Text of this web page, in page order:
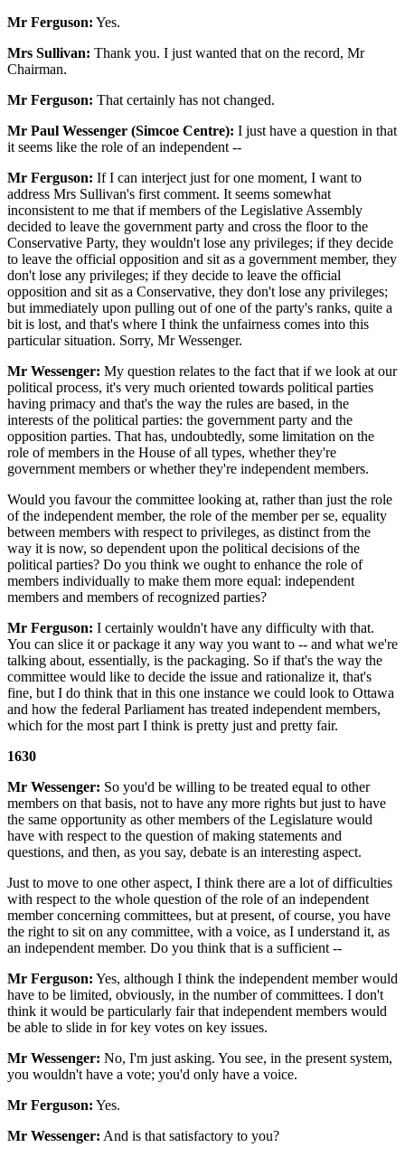
Mr Ferguson: Yes.
Mrs Sullivan: Thank you. I just wanted that on the record, Mr
Chairman.
Mr Ferguson: That certainly has not changed.
Mr Paul Wessenger (Simcoe Centre): I just have a question in that
it seems like the role of an independent --
Mr Ferguson: If I can interject just for one moment, I want to
address Mrs Sullivan's first comment. It seems somewhat
inconsistent to me that if members of the Legislative Assembly
decided to leave the government party and cross the floor to the
Conservative Party, they wouldn't lose any privileges; if they decide
to leave the official opposition and sit as a government member, they
don't lose any privileges; if they decide to leave the official
opposition and sit as a Conservative, they don't lose any privileges;
but immediately upon pulling out of one of the party's ranks, quite a
bit is lost, and that's where I think the unfairness comes into this
particular situation. Sorry, Mr Wessenger.
Mr Wessenger: My question relates to the fact that if we look at our
political process, it's very much oriented towards political parties
having primacy and that's the way the rules are based, in the
interests of the political parties: the government party and the
opposition parties. That has, undoubtedly, some limitation on the
role of members in the House of all types, whether they're
government members or whether they're independent members.
Would you favour the committee looking at, rather than just the role
of the independent member, the role of the member per se, equality
between members with respect to privileges, as distinct from the
way it is now, so dependent upon the political decisions of the
political parties? Do you think we ought to enhance the role of
members individually to make them more equal: independent
members and members of recognized parties?
Mr Ferguson: I certainly wouldn't have any difficulty with that.
You can slice it or package it any way you want to -- and what we're
talking about, essentially, is the packaging. So if that's the way the
committee would like to decide the issue and rationalize it, that's
fine, but I do think that in this one instance we could look to Ottawa
and how the federal Parliament has treated independent members,
which for the most part I think is pretty just and pretty fair.
1630
Mr Wessenger: So you'd be willing to be treated equal to other
members on that basis, not to have any more rights but just to have
the same opportunity as other members of the Legislature would
have with respect to the question of making statements and
questions, and then, as you say, debate is an interesting aspect.
Just to move to one other aspect, I think there are a lot of difficulties
with respect to the whole question of the role of an independent
member concerning committees, but at present, of course, you have
the right to sit on any committee, with a voice, as I understand it, as
an independent member. Do you think that is a sufficient --
Mr Ferguson: Yes, although I think the independent member would
have to be limited, obviously, in the number of committees. I don't
think it would be particularly fair that independent members would
be able to slide in for key votes on key issues.
Mr Wessenger: No, I'm just asking. You see, in the present system,
you wouldn't have a vote; you'd only have a voice.
Mr Ferguson: Yes.
Mr Wessenger: And is that satisfactory to you?